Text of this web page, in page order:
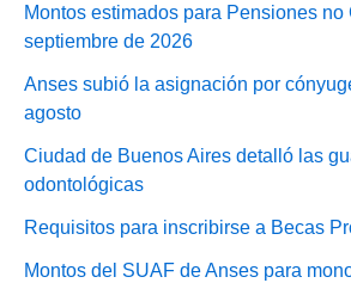
Montos estimados para Pensiones no
septiembre de 2026
Anses subió la asignación por
agosto
Ciudad de Buenos Aires detalló las
odontológicas
Requisitos para inscribirse a Becas
Montos del SUAF de Anses para